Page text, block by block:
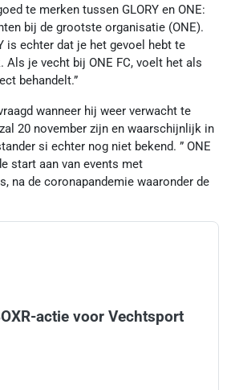
te merken tussen GLORY en ONE:
bij de grootste organisatie (ONE).
is echter dat je het gevoel hebt te
Als je vecht bij ONE FC, voelt het als
behandelt.”
wanneer hij weer verwacht te
20 november zijn en waarschijnlijk in
si echter nog niet bekend. ” ONE
start aan van events met
na de coronapandemie waaronder de
actie voor Vechtsport